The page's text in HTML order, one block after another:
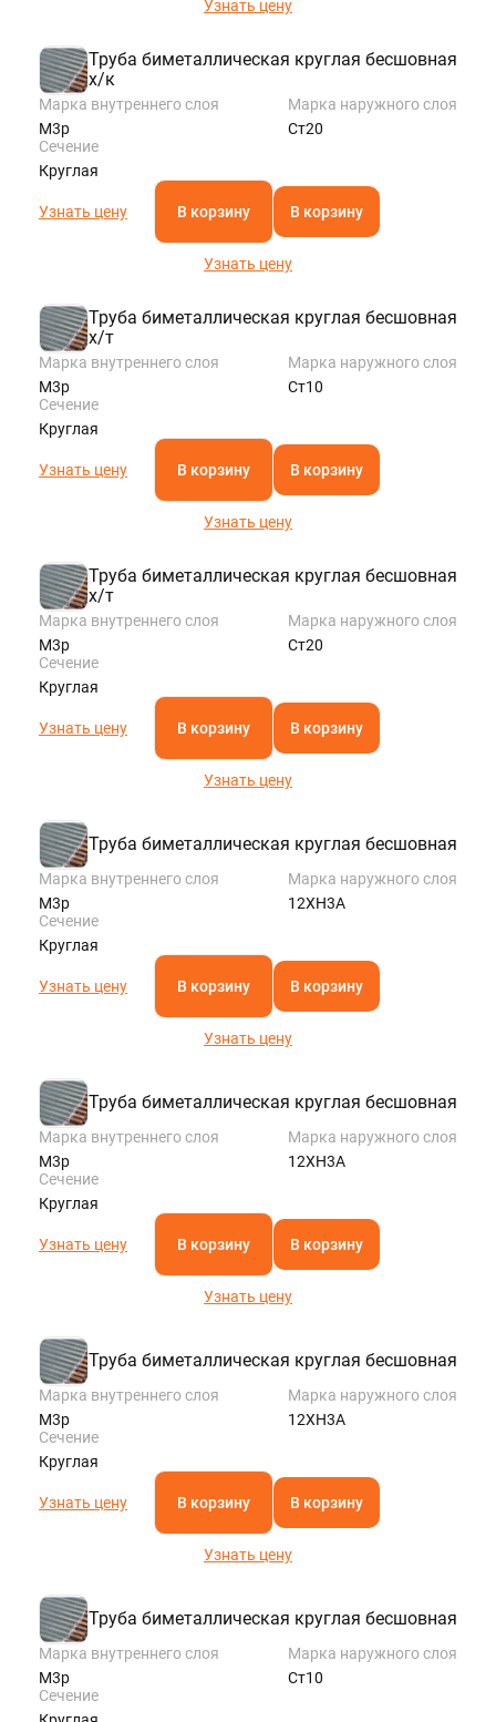
Узнать цену
Труба биметаллическая круглая бесшовная
х/к
Марка внутреннего слоя
М3р
Марка наружного слоя
Ст20
Сечение
Круглая
Узнать цену В корзину В корзину
Узнать цену
Труба биметаллическая круглая бесшовная
х/т
Марка внутреннего слоя
М3р
Марка наружного слоя
Ст10
Сечение
Круглая
Узнать цену В корзину В корзину
Узнать цену
Труба биметаллическая круглая бесшовная
х/т
Марка внутреннего слоя
М3р
Марка наружного слоя
Ст20
Сечение
Круглая
Узнать цену В корзину В корзину
Узнать цену
Труба биметаллическая круглая бесшовная
Марка внутреннего слоя
М3р
Марка наружного слоя
12ХН3А
Сечение
Круглая
Узнать цену В корзину В корзину
Узнать цену
Труба биметаллическая круглая бесшовная
Марка внутреннего слоя
М3р
Марка наружного слоя
12ХН3А
Сечение
Круглая
Узнать цену В корзину В корзину
Узнать цену
Труба биметаллическая круглая бесшовная
Марка внутреннего слоя
М3р
Марка наружного слоя
12ХН3А
Сечение
Круглая
Узнать цену В корзину В корзину
Узнать цену
Труба биметаллическая круглая бесшовная
Марка внутреннего слоя
М3р
Марка наружного слоя
Ст10
Сечение